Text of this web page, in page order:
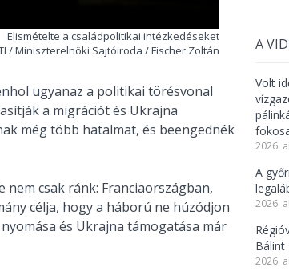
Elismételte a családpolitikai intézkedéseket
/ Miniszterelnöki Sajtóiroda / Fischer Zoltán
ugyanaz a politikai törésvonal
a migrációt és Ukrajna
még több hatalmat, és beengednék
csak ránk: Franciaországban,
célja, hogy a háború ne húzódjon
és Ukrajna támogatása már
A
Volt
2026.
A
2026.
Bálint
2026.